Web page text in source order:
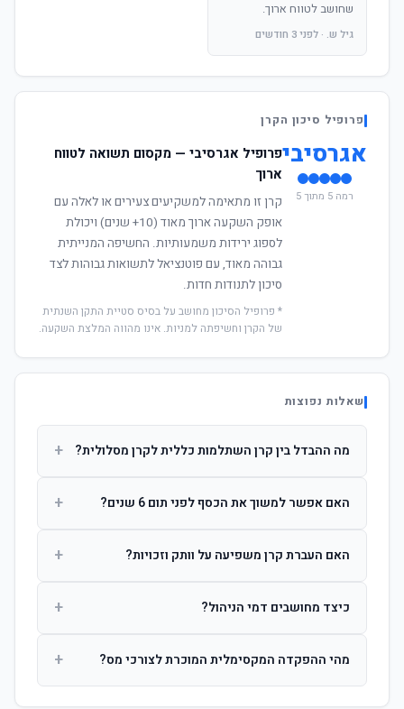
שחושב לטווח ארוך.
גיל ש. · לפני 3 חודשים
פרופיל סיכון הקרן
אגרסיבי
רמה 5 מתוך 5
פרופיל אגרסיבי — מקסום תשואה לטווח
ארוך
קרן זו מתאימה למשקיעים צעירים או לאלה עם
אופק השקעה ארוך מאוד (10+ שנים) ויכולת
לספוג ירידות משמעותיות. החשיפה המנייתית
גבוהה מאוד, עם פוטנציאל לתשואות גבוהות לצד
סיכון לתנודות חדות.
* פרופיל הסיכון מחושב על בסיס סטיית התקן השנתית
של הקרן וחשיפתה למניות. אינו מהווה המלצת השקעה.
שאלות נפוצות
מה ההבדל בין קרן השתלמות כללית לקרן מסלולית? +
ההשקעות. קרן מסלולית עוקבת אחרי מדד ספציפי ומאפשרת
האם אפשר למשוך את הכסף לפני תום 6 שנים? +
הרווחים. לאחר 6 שנים ניתן למשוך פטור ממס עד לתקרה
האם העברת קרן משפיעה על וותק וזכויות? +
החברות. הוותק ממשיך להיספר מיום ההפקדה הראשונה.
כיצד מחושבים דמי הניהול? +
ומתן על שיעורם בעת הצטרפות.
מהי ההפקדה המקסימלית המוכרת לצורכי מס? +